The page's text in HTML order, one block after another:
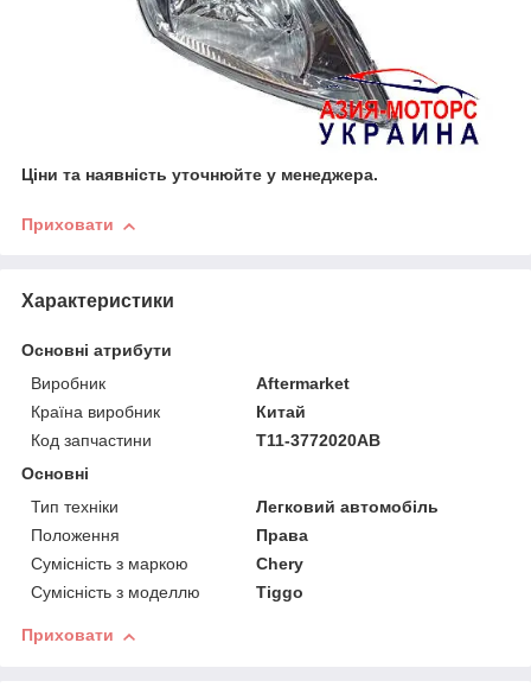
Ціни та наявність уточнюйте у менеджера.
Приховати
Характеристики
Основні атрибути
Виробник
Aftermarket
Країна виробник
Китай
Код запчастини
T11-3772020AB
Основні
Тип техніки
Легковий автомобіль
Положення
Права
Сумісність з маркою
Chery
Сумісність з моделлю
Tiggo
Приховати